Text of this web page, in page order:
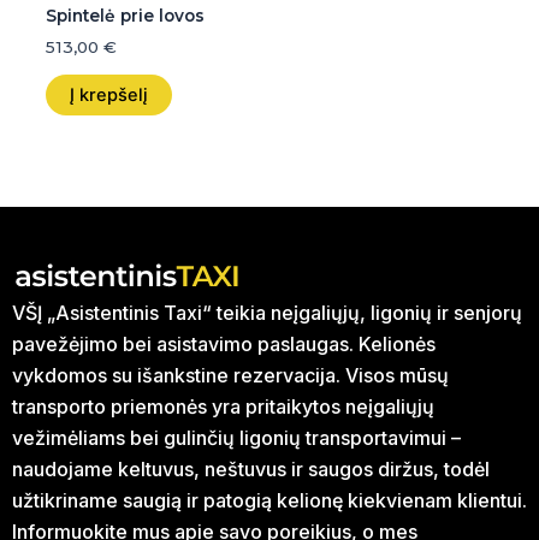
Spintelė prie lovos
513,00 €
Į krepšelį
VŠĮ „Asistentinis Taxi“ teikia neįgaliųjų, ligonių ir senjorų
pavežėjimo bei asistavimo paslaugas. Kelionės
vykdomos su išankstine rezervacija. Visos mūsų
transporto priemonės yra pritaikytos neįgaliųjų
vežimėliams bei gulinčių ligonių transportavimui –
naudojame keltuvus, neštuvus ir saugos diržus, todėl
užtikriname saugią ir patogią kelionę kiekvienam klientui.
Informuokite mus apie savo poreikius, o mes